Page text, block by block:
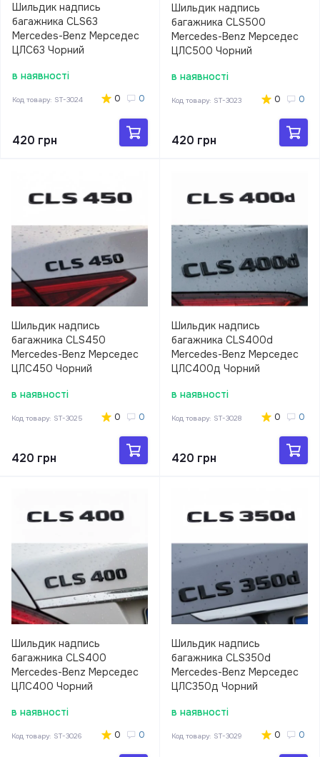
Шильдик надпись
багажника CLS63
Mercedes-Benz Мерседес
ЦЛС63 Чорний
в наявності
Код товару: ST-3024 0 0
420 грн
Шильдик надпись
багажника CLS500
Mercedes-Benz Мерседес
ЦЛС500 Чорний
в наявності
Код товару: ST-3023 0 0
420 грн
Шильдик надпись
багажника CLS450
Mercedes-Benz Мерседес
ЦЛС450 Чорний
в наявності
Код товару: ST-3025 0 0
420 грн
Шильдик надпись
багажника CLS400d
Mercedes-Benz Мерседес
ЦЛС400д Чорний
в наявності
Код товару: ST-3028 0 0
420 грн
Шильдик надпись
багажника CLS400
Mercedes-Benz Мерседес
ЦЛС400 Чорний
в наявності
Код товару: ST-3026 0 0
Шильдик надпись
багажника CLS350d
Mercedes-Benz Мерседес
ЦЛС350д Чорний
в наявності
Код товару: ST-3029 0 0